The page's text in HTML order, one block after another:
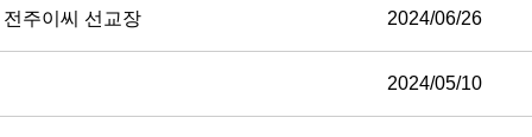
주이씨 선교장 2024/06/26
2024/05/10